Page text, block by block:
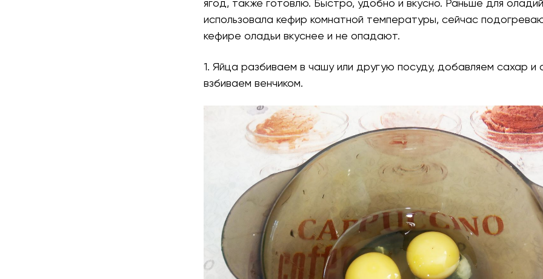
ягод, также готовлю. Быстро, удобно и вкусно. Раньше для
использовала кефир комнатной температуры, сейчас
кефире оладьи вкуснее и не опадают.
1. Яйца разбиваем в чашу или другую посуду, добавляем сахар и
взбиваем венчиком.